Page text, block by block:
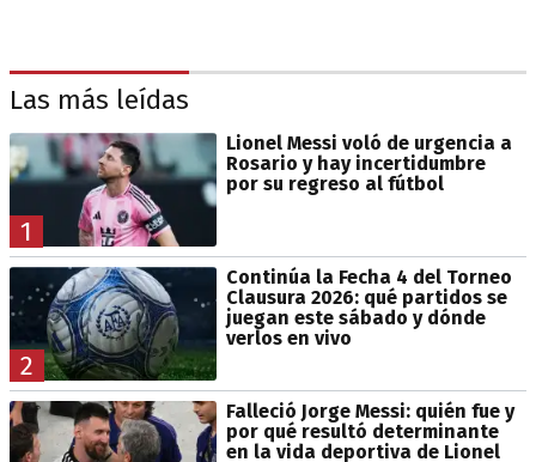
Las más leídas
1
Lionel Messi voló de urgencia a
Rosario y hay incertidumbre
por su regreso al fútbol
2
Continúa la Fecha 4 del Torneo
Clausura 2026: qué partidos se
juegan este sábado y dónde
verlos en vivo
Falleció Jorge Messi: quién fue y
por qué resultó determinante
en la vida deportiva de Lionel